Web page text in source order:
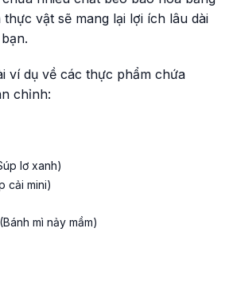
vật sẽ mang lại lợi ích lâu dài
ví dụ về các thực phẩm chứa
chỉnh:
lơ xanh)
cải mini)
mì nảy mầm)